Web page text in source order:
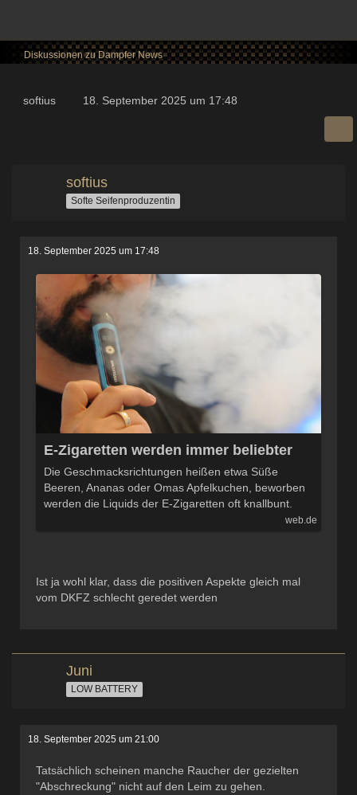
Diskussionen zu Dampfer News
softius 18. September 2025 um 17:48
softius
Softe Seifenproduzentin
18. September 2025 um 17:48
E-Zigaretten werden immer beliebter
Die Geschmacksrichtungen heißen etwa Süße
Beeren, Ananas oder Omas Apfelkuchen, beworben
werden die Liquids der E-Zigaretten oft knallbunt.
web.de
Ist ja wohl klar, dass die positiven Aspekte gleich mal
vom DKFZ schlecht geredet werden
Juni
LOW BATTERY
18. September 2025 um 21:00
Tatsächlich scheinen manche Raucher der gezielten
"Abschreckung" nicht auf den Leim zu gehen.